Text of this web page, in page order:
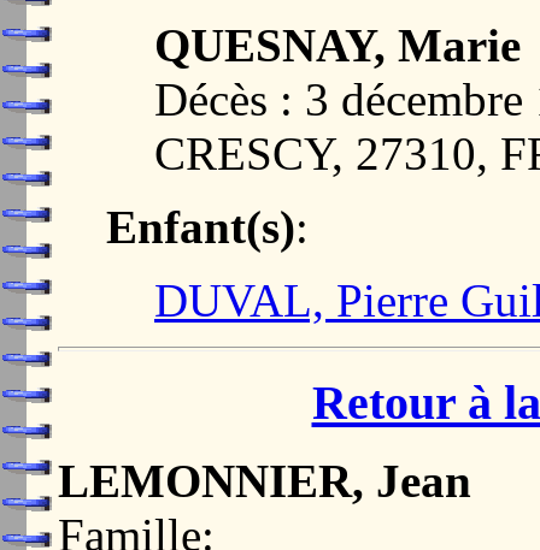
QUESNAY, Marie
Décès : 3
CRESCY, 27310,
Enfant(s):
DUVAL, Pierre
Retour à
LEMONNIER, Jean
Famille: